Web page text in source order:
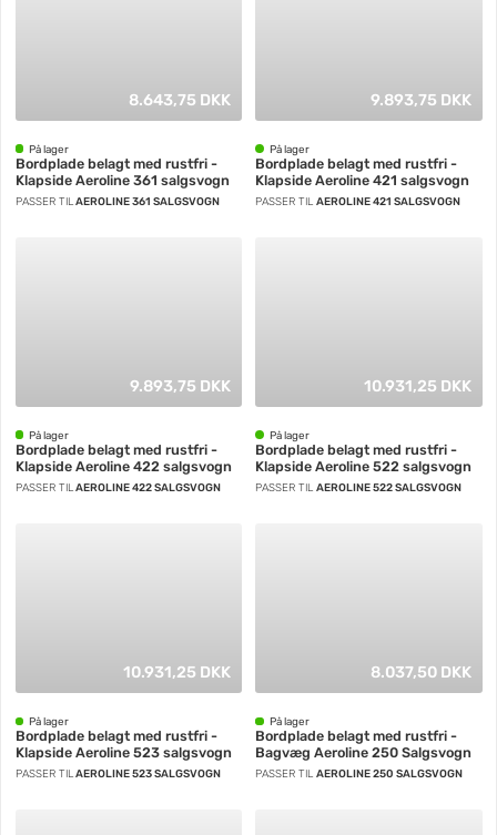
8.643,75 DKK
På lager
Bordplade belagt med rustfri -
Klapside Aeroline 361 salgsvogn
PASSER TIL AEROLINE 361 SALGSVOGN
9.893,75 DKK
På lager
Bordplade belagt med rustfri -
Klapside Aeroline 421 salgsvogn
PASSER TIL AEROLINE 421 SALGSVOGN
9.893,75 DKK
På lager
Bordplade belagt med rustfri -
Klapside Aeroline 422 salgsvogn
PASSER TIL AEROLINE 422 SALGSVOGN
10.931,25 DKK
På lager
Bordplade belagt med rustfri -
Klapside Aeroline 522 salgsvogn
PASSER TIL AEROLINE 522 SALGSVOGN
10.931,25 DKK
På lager
Bordplade belagt med rustfri -
Klapside Aeroline 523 salgsvogn
PASSER TIL AEROLINE 523 SALGSVOGN
8.037,50 DKK
På lager
Bordplade belagt med rustfri -
Bagvæg Aeroline 250 Salgsvogn
PASSER TIL AEROLINE 250 SALGSVOGN